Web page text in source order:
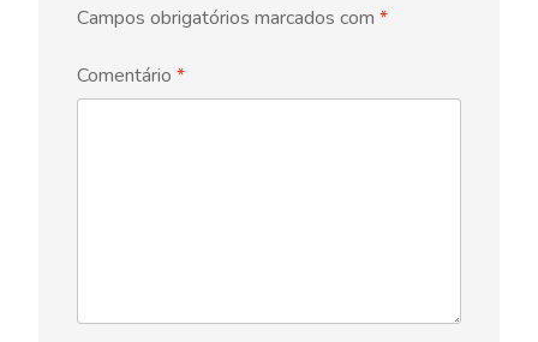
Campos obrigatórios marcados com *
Comentário *